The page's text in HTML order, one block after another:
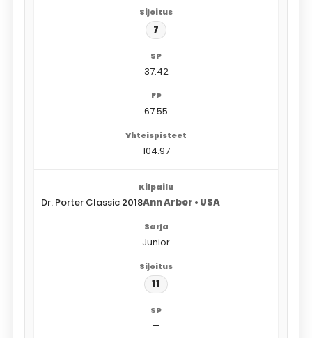
7
37.42
67.55
104.97
Dr. Porter Classic 2018Ann Arbor • USA
Junior
11
—